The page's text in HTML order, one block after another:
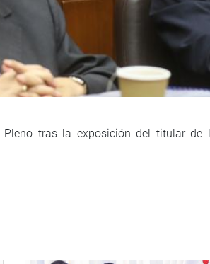
tras la exposición del titular de